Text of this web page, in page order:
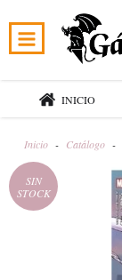
INICIO
Inicio - Catálogo -
SIN
STOCK